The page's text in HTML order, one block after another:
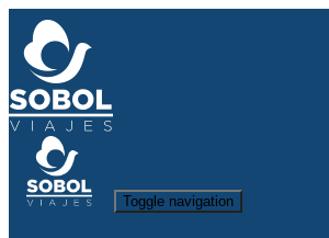
Toggle navigation